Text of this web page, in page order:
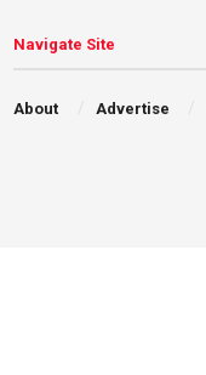
Navigate Site
About Advertise